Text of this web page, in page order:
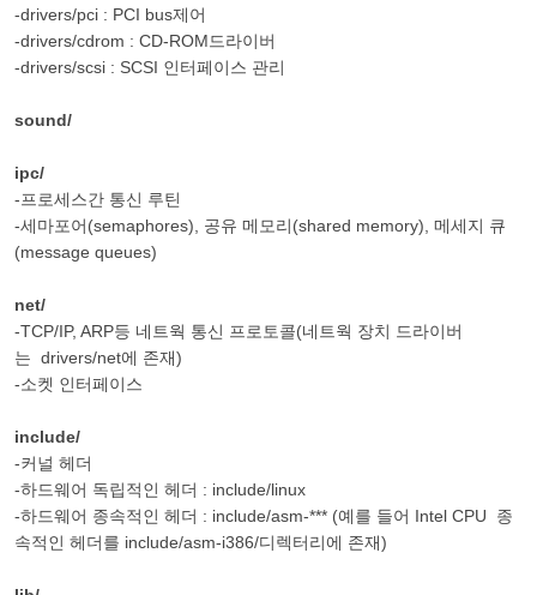
-drivers/pci : PCI bus제어
-drivers/cdrom : CD-ROM드라이버
-drivers/scsi : SCSI 인터페이스 관리
sound/
ipc/
-프로세스간 통신 루틴
-세마포어(semaphores), 공유 메모리(shared memory), 메세지 큐
(message queues)
net/
-TCP/IP, ARP등 네트웍 통신 프로토콜(네트웍 장치 드라이버
는 drivers/net에 존재)
-소켓 인터페이스
include/
-커널 헤더
-하드웨어 독립적인 헤더 : include/linux
-하드웨어 종속적인 헤더 : include/asm-*** (예를 들어 Intel CPU 종
속적인 헤더를 include/asm-i386/디렉터리에 존재)